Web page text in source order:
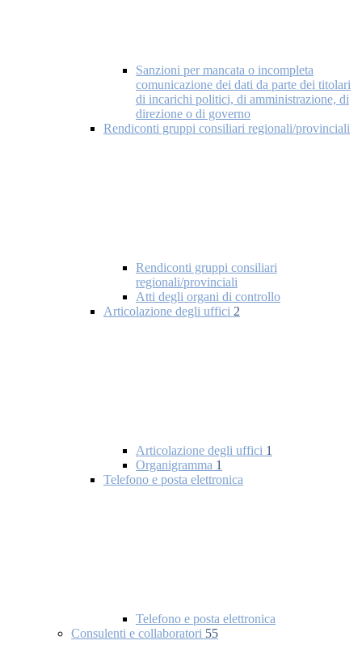
Sanzioni per mancata o incompleta
comunicazione dei dati da parte dei titolari
di incarichi politici, di amministrazione, di
direzione o di governo
Rendiconti gruppi consiliari regionali/provinciali
Rendiconti gruppi consiliari
regionali/provinciali
Atti degli organi di controllo
Articolazione degli uffici 2
Articolazione degli uffici 1
Organigramma 1
Telefono e posta elettronica
Telefono e posta elettronica
Consulenti e collaboratori 55